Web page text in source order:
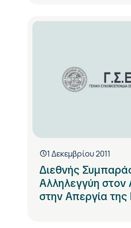
1 Δεκεμβρίου 2011
Διεθνής
Αλληλεγγύη στον
στην Απεργία της